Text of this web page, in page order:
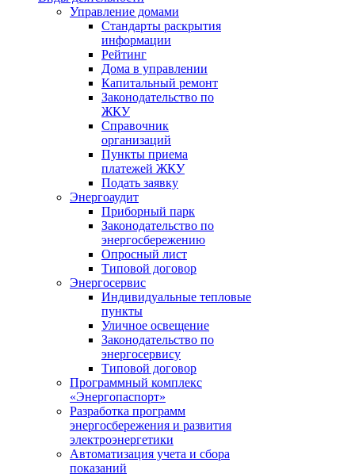
Управление домами
Стандарты раскрытия
информации
Рейтинг
Дома в управлении
Капитальный ремонт
Законодательство по
ЖКУ
Справочник
организаций
Пункты приема
платежей ЖКУ
Подать заявку
Энергоаудит
Приборный парк
Законодательство по
энергосбережению
Опросный лист
Типовой договор
Энергосервис
Индивидуальные тепловые
пункты
Уличное освещение
Законодательство по
энергосервису
Типовой договор
Программный комплекс
«Энергопаспорт»
Разработка программ
энергосбережения и развития
электроэнергетики
Автоматизация учета и сбора
показаний